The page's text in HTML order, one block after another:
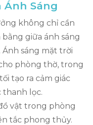
Ánh Sáng
không chỉ cần
giữa ánh sáng
sáng mặt trời
phòng thờ, trong
tạo ra cảm giác
lọc.
vật trong phòng
tắc phong thủy.